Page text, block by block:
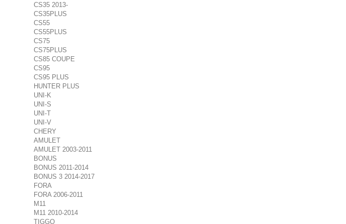
CS35 2013-
CS35PLUS
CS55
CS55PLUS
CS75
CS75PLUS
CS85 COUPE
CS95
CS95 PLUS
HUNTER PLUS
UNI-K
UNI-S
UNI-T
UNI-V
CHERY
AMULET
AMULET 2003-2011
BONUS
BONUS 2011-2014
BONUS 3 2014-2017
FORA
FORA 2006-2011
M11
M11 2010-2014
TIGGO